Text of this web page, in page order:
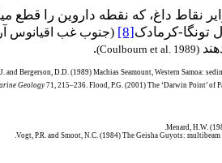
نقاط داغ، که نقطه داروین را قطع
تونگا-کرمادک[8] (جنوب غب اقیانوس
(
Coulbourn et al. 1989
)
.
and Bergerson, D.D. (1989) Machias Seamount, Western Samoa:
Geology 71, 215–236. Flood, P.G. (2001) The ‘Darwin Point’ of
Menard, H.W.
Vogt, P.R. and Smoot, N.C. (1984) The Geisha Guyots: